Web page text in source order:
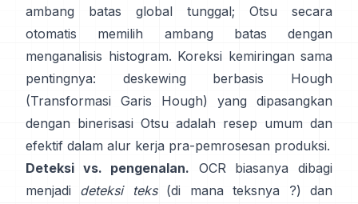
ambang batas global tunggal; Otsu secara
otomatis memilih ambang batas dengan
menganalisis histogram. Koreksi kemiringan sama
pentingnya: deskewing berbasis Hough
(Transformasi Garis Hough) yang dipasangkan
dengan binerisasi Otsu adalah resep umum dan
efektif dalam alur kerja pra-pemrosesan produksi.
Deteksi vs. pengenalan. OCR biasanya dibagi
menjadi deteksi teks(di mana teksnya ?) dan